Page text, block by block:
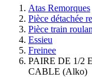
Atas Remorques
Pièce détachée
Pièce train
Essieu
Freinee
PAIRE DE 1/2
CABLE (Alko)